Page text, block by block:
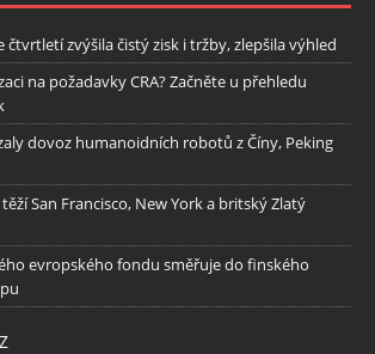
čtvrtletí zvýšila čistý zisk i tržby, zlepšila výhled
na požadavky CRA? Začněte u přehledu
dovoz humanoidních robotů z Číny, Peking
San Francisco, New York a britský Zlatý
evropského fondu směřuje do finského